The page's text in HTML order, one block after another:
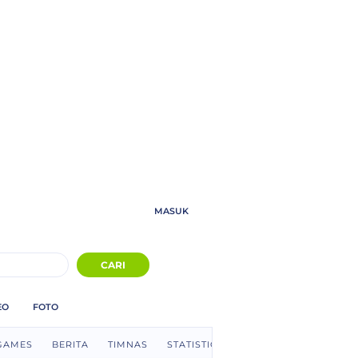
MASUK
CARI
FOTO
BERITA TIMNAS STATISTICS